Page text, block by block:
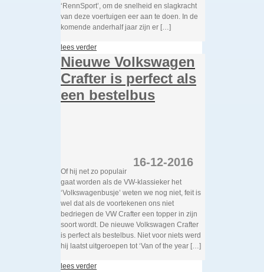
‘RennSport’, om de snelheid en slagkracht
van deze voertuigen eer aan te doen. In de
komende anderhalf jaar zijn er […]
lees verder
Nieuwe Volkswagen
Crafter is perfect als
een bestelbus
16-12-2016
Of hij net zo populair
gaat worden als de VW-klassieker het
‘Volkswagenbusje’ weten we nog niet, feit is
wel dat als de voortekenen ons niet
bedriegen de VW Crafter een topper in zijn
soort wordt. De nieuwe Volkswagen Crafter
is perfect als bestelbus. Niet voor niets werd
hij laatst uitgeroepen tot ‘Van of the year […]
lees verder